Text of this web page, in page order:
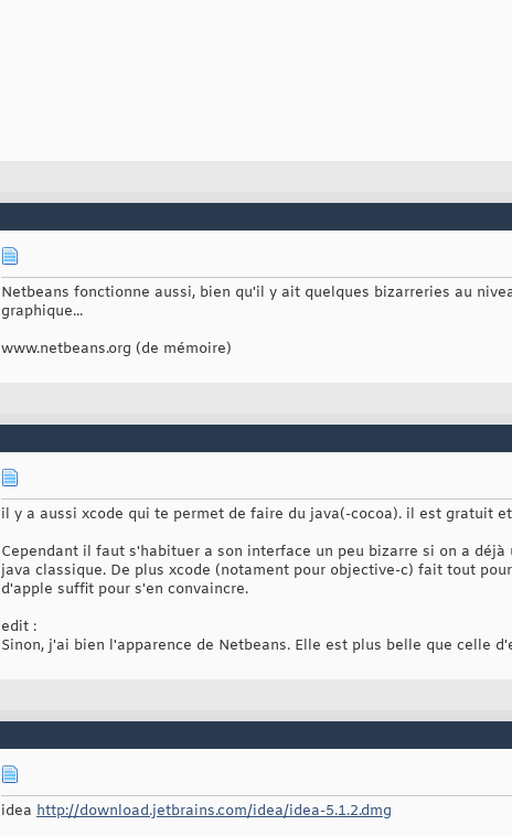
Netbeans fonctionne aussi, bien qu'il y ait quelques bizarreries au
graphique...
www.netbeans.org (de mémoire)
il y a aussi xcode qui te permet de faire du java(-cocoa). il est gratuit
Cependant il faut s'habituer a son interface un peu bizarre si on a
java classique. De plus xcode (notament pour objective-c) fait tout
d'apple suffit pour s'en convaincre.
edit :
Sinon, j'ai bien l'apparence de Netbeans. Elle est plus belle que celle
idea http://download.jetbrains.com/idea/idea-5.1.2.dmg